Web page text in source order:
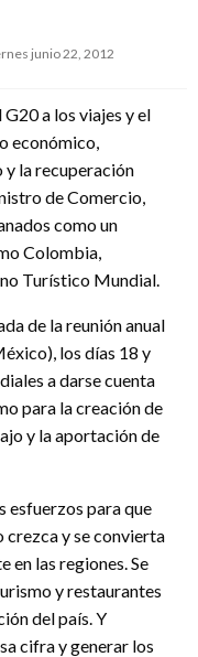
junio 22, 2012
a los viajes y el
económico,
y la recuperación
de Comercio,
como un
Colombia,
Turístico Mundial.
de la reunión anual
los días 18 y
a darse cuenta
para la creación de
y la aportación de
esfuerzos para que
crezca y se convierta
en las regiones. Se
y restaurantes
del país. Y
cifra y generar los